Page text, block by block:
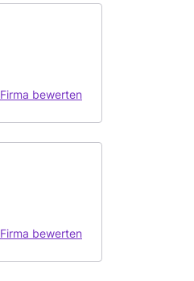
Firma bewerten
Firma bewerten